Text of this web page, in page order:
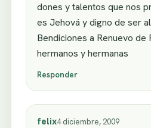
dones y talentos que nos
es Jehová y digno de ser
Bendiciones a Renuevo de
hermanos y hermanas
Responder
felix4 diciembre, 2009